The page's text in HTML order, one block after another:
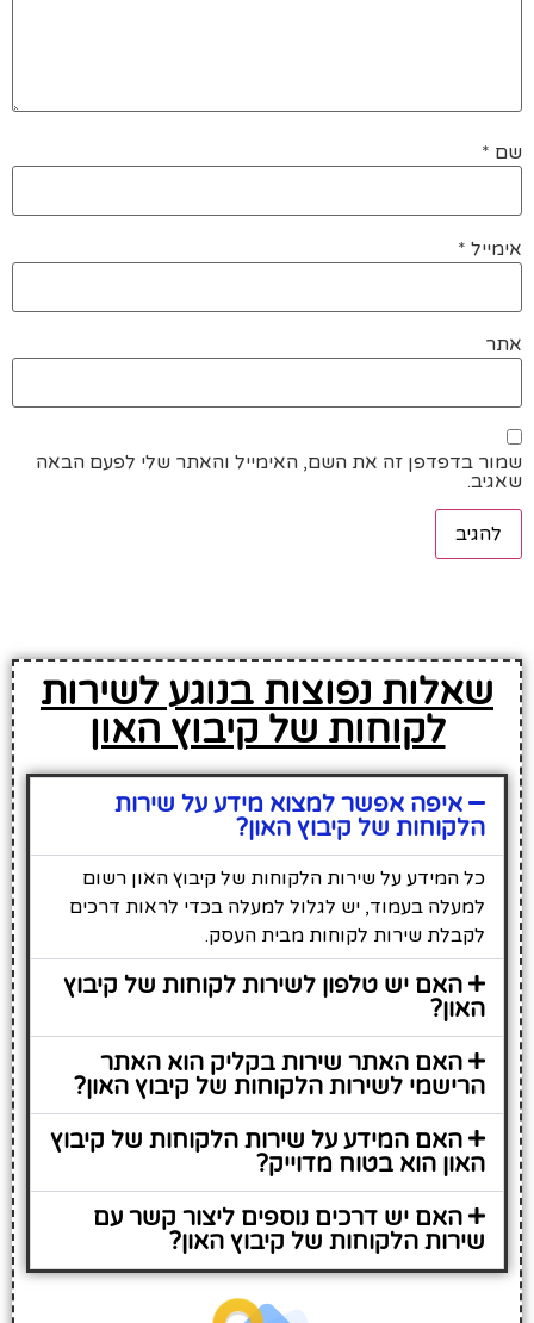
שם *
אימייל *
אתר
שמור בדפדפן זה את השם, האימייל והאתר שלי לפעם הבאה
שאגיב.
שאלות נפוצות בנוגע לשירות
לקוחות של קיבוץ האון
איפה אפשר למצוא מידע על שירות
הלקוחות של קיבוץ האון?
כל המידע על שירות הלקוחות של קיבוץ האון רשום
למעלה בעמוד, יש לגלול למעלה בכדי לראות דרכים
לקבלת שירות לקוחות מבית העסק.
האם יש טלפון לשירות לקוחות של קיבוץ
האון?
האם האתר שירות בקליק הוא האתר
הרישמי לשירות הלקוחות של קיבוץ האון?
האם המידע על שירות הלקוחות של קיבוץ
האון הוא בטוח מדוייק?
האם יש דרכים נוספים ליצור קשר עם
שירות הלקוחות של קיבוץ האון?